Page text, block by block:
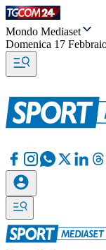
Mondo Mediaset
Domenica 17